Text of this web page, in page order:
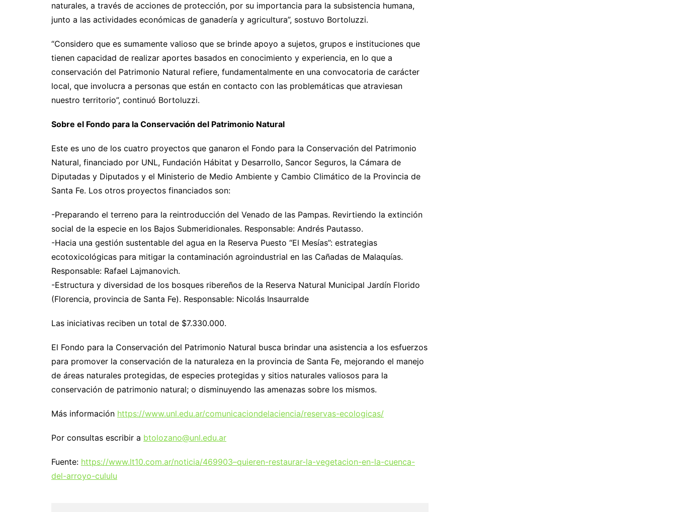
naturales, a través de acciones de protección, por su importancia para la subsistencia humana,
junto a las actividades económicas de ganadería y agricultura”, sostuvo Bortoluzzi.
“Considero que es sumamente valioso que se brinde apoyo a sujetos, grupos e instituciones que
tienen capacidad de realizar aportes basados en conocimiento y experiencia, en lo que a
conservación del Patrimonio Natural refiere, fundamentalmente en una convocatoria de carácter
local, que involucra a personas que están en contacto con las problemáticas que atraviesan
nuestro territorio”, continuó Bortoluzzi.
Sobre el Fondo para la Conservación del Patrimonio Natural
Este es uno de los cuatro proyectos que ganaron el Fondo para la Conservación del Patrimonio
Natural, financiado por UNL, Fundación Hábitat y Desarrollo, Sancor Seguros, la Cámara de
Diputadas y Diputados y el Ministerio de Medio Ambiente y Cambio Climático de la Provincia de
Santa Fe. Los otros proyectos financiados son:
-Preparando el terreno para la reintroducción del Venado de las Pampas. Revirtiendo la extinción
social de la especie en los Bajos Submeridionales. Responsable: Andrés Pautasso.
-Hacia una gestión sustentable del agua en la Reserva Puesto “El Mesías”: estrategias
ecotoxicológicas para mitigar la contaminación agroindustrial en las Cañadas de Malaquías.
Responsable: Rafael Lajmanovich.
-Estructura y diversidad de los bosques ribereños de la Reserva Natural Municipal Jardín Florido
(Florencia, provincia de Santa Fe). Responsable: Nicolás Insaurralde
Las iniciativas reciben un total de $7.330.000.
El Fondo para la Conservación del Patrimonio Natural busca brindar una asistencia a los esfuerzos
para promover la conservación de la naturaleza en la provincia de Santa Fe, mejorando el manejo
de áreas naturales protegidas, de especies protegidas y sitios naturales valiosos para la
conservación de patrimonio natural; o disminuyendo las amenazas sobre los mismos.
Más información https://www.unl.edu.ar/comunicaciondelaciencia/reservas-ecologicas/
Por consultas escribir a btolozano@unl.edu.ar
Fuente: https://www.lt10.com.ar/noticia/469903–quieren-restaurar-la-vegetacion-en-la-cuenca-
del-arroyo-cululu